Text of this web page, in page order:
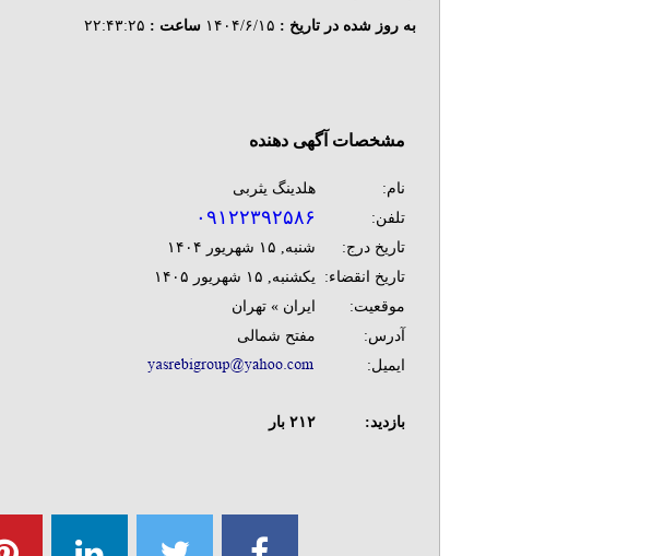
به روز شده در تاریخ : ۱۴۰۴/۶/۱۵ ساعت : ۲۲:۴۳:۲۵
مشخصات آگهی دهنده
نام:
هلدینگ یثربی
تلفن:
۰۹۱۲۲۳۹۲۵۸۶
تاریخ درج:
شنبه, ۱۵ شهريور ۱۴۰۴
تاریخ انقضاء:
يکشنبه, ۱۵ شهريور ۱۴۰۵
موقعیت:
ایران » تهران
آدرس:
مفتح شمالی
ایمیل:
بازدید: ۲۱۲ بار